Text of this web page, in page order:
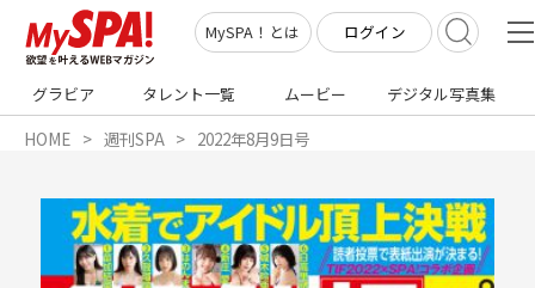
MySPA！とは ログイン
グラビア タレント一覧 ムービー デジタル写真集
HOME 週刊SPA 2022年8月9日号